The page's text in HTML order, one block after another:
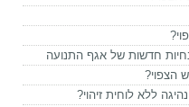
חדשות של אגף התנועה
הצפוי?
ללא לוחית זיהוי?